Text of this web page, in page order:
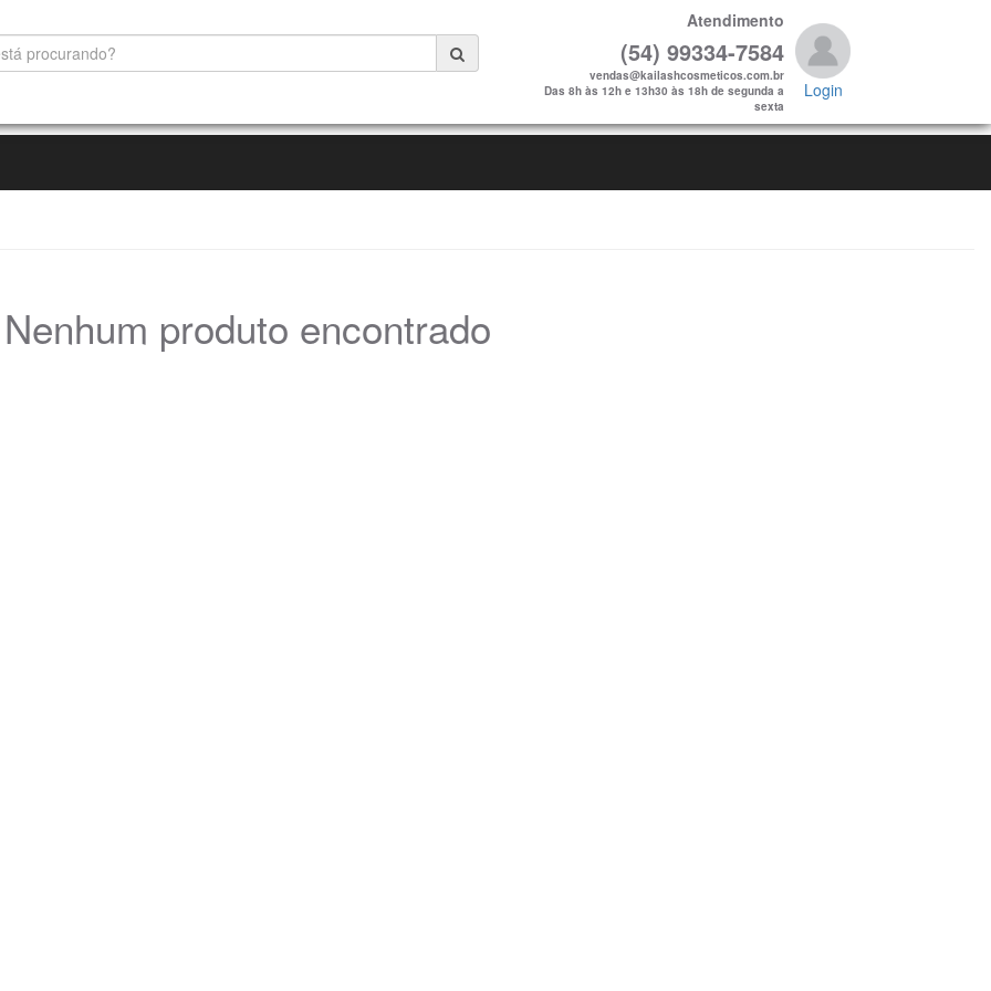
Atendimento
(54) 99334-7584
vendas@kailashcosmeticos.com.br
Das 8h às 12h e 13h30 às 18h de segunda a
sexta
Login
Nenhum produto encontrado